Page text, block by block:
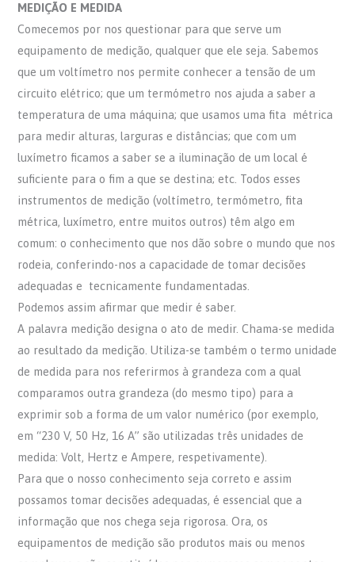
MEDIÇÃO E MEDIDA
Comecemos por nos questionar para que serve um
equipamento de medição, qualquer que ele seja. Sabemos
que um voltímetro nos permite conhecer a tensão de um
circuito elétrico; que um termómetro nos ajuda a saber a
temperatura de uma máquina; que usamos uma fita métrica
para medir alturas, larguras e distâncias; que com um
luxímetro ficamos a saber se a iluminação de um local é
suficiente para o fim a que se destina; etc. Todos esses
instrumentos de medição (voltímetro, termómetro, fita
métrica, luxímetro, entre muitos outros) têm algo em
comum: o conhecimento que nos dão sobre o mundo que nos
rodeia, conferindo-nos a capacidade de tomar decisões
adequadas e tecnicamente fundamentadas.
Podemos assim afirmar que medir é saber.
A palavra medição designa o ato de medir. Chama-se medida
ao resultado da medição. Utiliza-se também o termo unidade
de medida para nos referirmos à grandeza com a qual
comparamos outra grandeza (do mesmo tipo) para a
exprimir sob a forma de um valor numérico (por exemplo,
em “230 V, 50 Hz, 16 A” são utilizadas três unidades de
medida: Volt, Hertz e Ampere, respetivamente).
Para que o nosso conhecimento seja correto e assim
possamos tomar decisões adequadas, é essencial que a
informação que nos chega seja rigorosa. Ora, os
equipamentos de medição são produtos mais ou menos